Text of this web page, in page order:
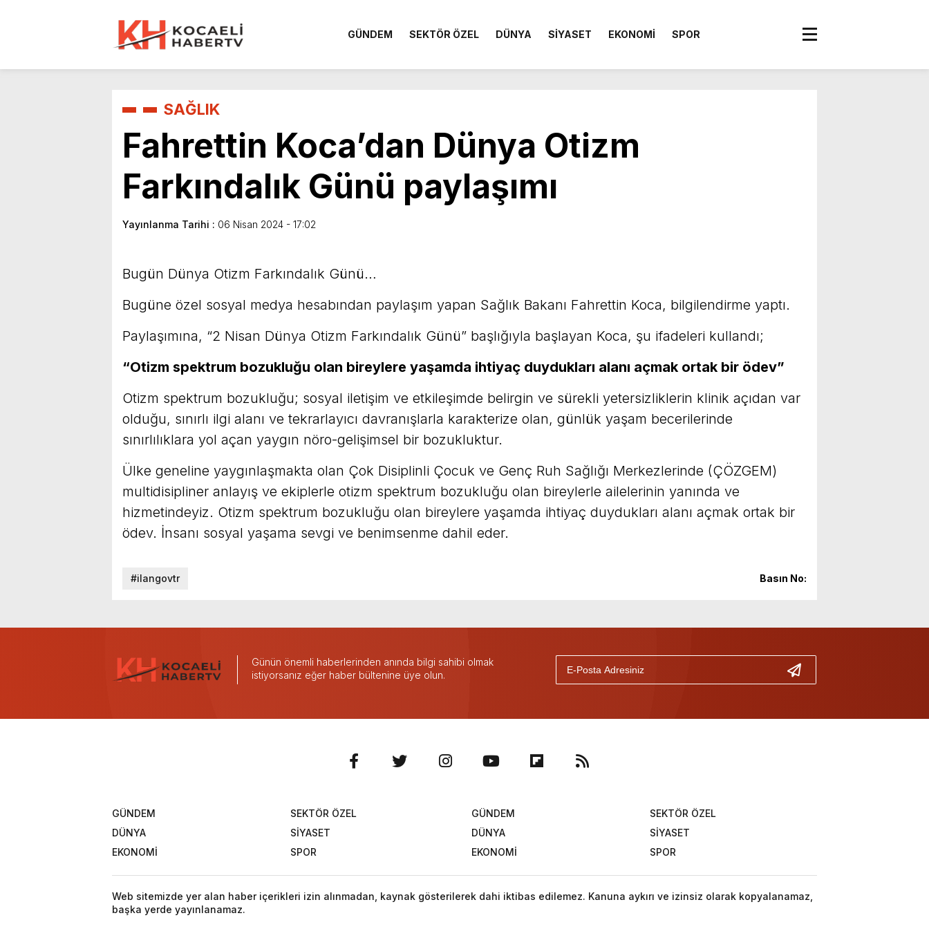
GÜNDEM SEKTÖR ÖZEL DÜNYA SİYASET EKONOMİ SPOR
SAĞLIK
Fahrettin Koca’dan Dünya Otizm
Farkındalık Günü paylaşımı
Yayınlanma Tarihi : 06 Nisan 2024 - 17:02
Bugün Dünya Otizm Farkındalık Günü…
Bugüne özel sosyal medya hesabından paylaşım yapan Sağlık Bakanı Fahrettin Koca, bilgilendirme yaptı.
Paylaşımına, “2 Nisan Dünya Otizm Farkındalık Günü” başlığıyla başlayan Koca, şu ifadeleri kullandı;
“Otizm spektrum bozukluğu olan bireylere yaşamda ihtiyaç duydukları alanı açmak ortak bir ödev”
Otizm spektrum bozukluğu; sosyal iletişim ve etkileşimde belirgin ve sürekli yetersizliklerin klinik açıdan var
olduğu, sınırlı ilgi alanı ve tekrarlayıcı davranışlarla karakterize olan, günlük yaşam becerilerinde
sınırlılıklara yol açan yaygın nöro-gelişimsel bir bozukluktur.
Ülke geneline yaygınlaşmakta olan Çok Disiplinli Çocuk ve Genç Ruh Sağlığı Merkezlerinde (ÇÖZGEM)
multidisipliner anlayış ve ekiplerle otizm spektrum bozukluğu olan bireylerle ailelerinin yanında ve
hizmetindeyiz. Otizm spektrum bozukluğu olan bireylere yaşamda ihtiyaç duydukları alanı açmak ortak bir
ödev. İnsanı sosyal yaşama sevgi ve benimsenme dahil eder.
#ilangovtr Basın No:
Günün önemli haberlerinden anında bilgi sahibi olmak
istiyorsanız eğer haber bültenine üye olun.
GÜNDEM
SEKTÖR ÖZEL
DÜNYA
SİYASET
EKONOMİ
SPOR
GÜNDEM
SEKTÖR ÖZEL
DÜNYA
SİYASET
EKONOMİ
SPOR
Web sitemizde yer alan haber içerikleri izin alınmadan, kaynak gösterilerek dahi iktibas edilemez. Kanuna aykırı ve izinsiz olarak kopyalanamaz,
başka yerde yayınlanamaz.